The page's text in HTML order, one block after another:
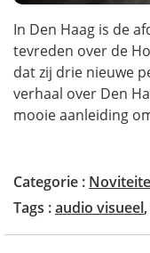
In Den Haag is de
tevreden over de
dat zij drie nieuwe
verhaal over Den
mooie aanleiding
Categorie :
Tags :audio visueel,